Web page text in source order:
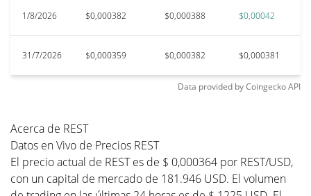
1/8/2026 $0,000382 $0,000388 $0,00042
31/7/2026 $0,000359 $0,000382 $0,000381
Data provided byCoingeckoAPI
Acerca de REST
Datos en Vivo de Precios REST
El precio actual de REST es de $ 0,000364 por REST/USD,
con un capital de mercado de 181.946 USD. El volumen